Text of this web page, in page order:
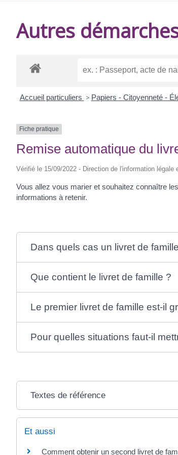
Autres
Accueil particuliers > Papiers - Citoyenneté -
Fiche pratique
Remise automatique du
Vérifié le 15/09/2022 - Direction de l'information
Vous allez vous marier et souhaitez connaître
informations à retenir.
Dans quels cas un livret de
Que contient le livret de famille ?
Le premier livret de famille est-il
Pour quelles situations faut-il
Textes de référence
Et aussi
Comment obtenir un second livret de